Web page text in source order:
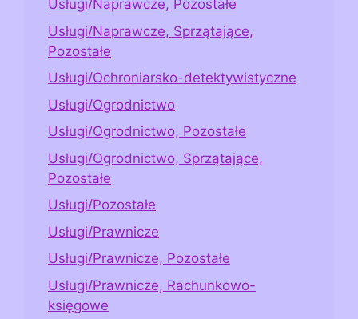
Usługi/Naprawcze, Pozostałe
Usługi/Naprawcze, Sprzątające,
Pozostałe
Usługi/Ochroniarsko-detektywistyczne
Usługi/Ogrodnictwo
Usługi/Ogrodnictwo, Pozostałe
Usługi/Ogrodnictwo, Sprzątające,
Pozostałe
Usługi/Pozostałe
Usługi/Prawnicze
Usługi/Prawnicze, Pozostałe
Usługi/Prawnicze, Rachunkowo-
księgowe